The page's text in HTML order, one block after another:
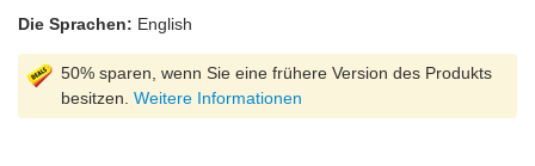
Die Sprachen: English
50% sparen, wenn Sie eine frühere Version des Produkts
besitzen. Weitere Informationen